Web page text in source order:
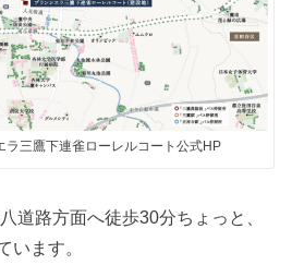
ラ三鷹下連雀ローレルコート公式HP
道路方面へ徒歩30分ちょっと、
います。